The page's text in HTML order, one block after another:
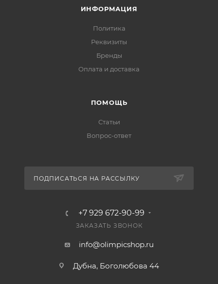
ИНФОРМАЦИЯ
Политика
Реквизиты
Бренды
Оплата и доставка
ПОМОЩЬ
Статьи
Вопрос-ответ
ПОДПИСАТЬСЯ НА РАССЫЛКУ
+7 929 672-90-99
ЗАКАЗАТЬ ЗВОНОК
info@olimpicshop.ru
Дубна, Боголюбова 44